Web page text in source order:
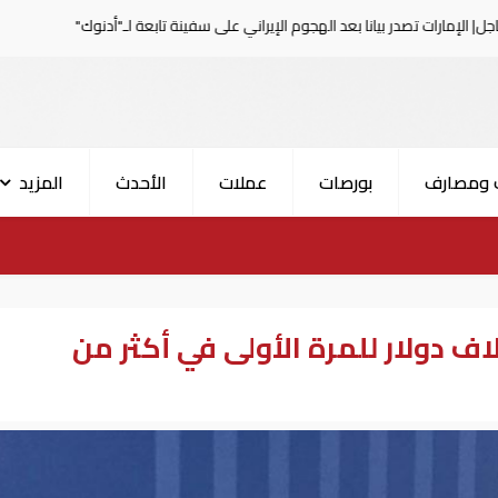
بعد الهجوم الإيراني على سفينة تابعة لـ"أدنوك"
ومصارف بورصات عملات الأحدث المزيد
للمرة الأولى في أكثر من